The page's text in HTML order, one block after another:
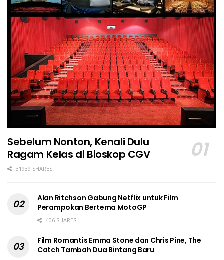
Sebelum Nonton, Kenali Dulu
Ragam Kelas di Bioskop CGV
31939 SHARES
Alan Ritchson Gabung Netflix untuk Film
Perampokan Bertema MotoGP
406 SHARES
Film Romantis Emma Stone dan Chris Pine, The
Catch Tambah Dua Bintang Baru